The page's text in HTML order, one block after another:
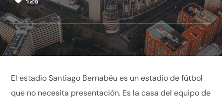
El estadio Santiago Bernabéu es un estadio de fútbol
que no necesita presentación. Es la casa del equipo de